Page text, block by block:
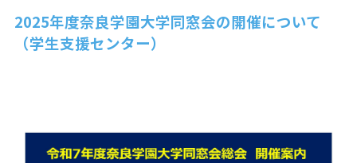
2025年度奈良学園大学同窓会の開催について
（学生支援センター）